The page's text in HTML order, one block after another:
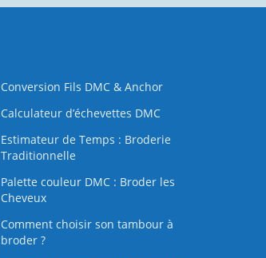
Conversion Fils DMC & Anchor
Calculateur d’échevettes DMC
Estimateur de Temps : Broderie
Traditionnelle
Palette couleur DMC : Broder les
Cheveux
Comment choisir son tambour à
broder ?